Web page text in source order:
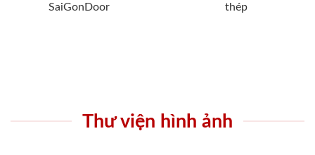
SaiGonDoor
thép
Thư viện hình ảnh